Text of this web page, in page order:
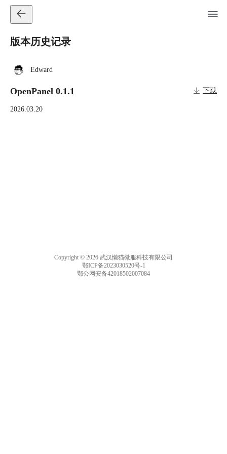
版本历史记录
Edward
OpenPanel 0.1.1 下载
2026.03.20
Copyright © 2026 武汉懒猫微服科技有限公司
鄂ICP备2023030520号-1
鄂公网安备42018502007084